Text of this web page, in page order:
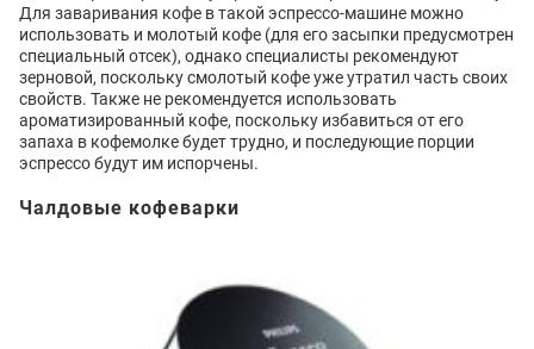
Для заваривания кофе в такой эспрессо-машине можно
использовать и молотый кофе (для его засыпки предусмотрен
специальный отсек), однако специалисты рекомендуют
зерновой, поскольку смолотый кофе уже утратил часть своих
свойств. Также не рекомендуется использовать
ароматизированный кофе, поскольку избавиться от его
запаха в кофемолке будет трудно, и последующие порции
эспрессо будут им испорчены.
Чалдовые кофеварки